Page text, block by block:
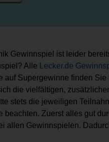
Gewinnspiel ist leider
Alle
Lecker.de
auf Supergewinne finden Sie
die vielfältigen,
stets die jeweiligen
beachten. Zuerst alles gut
allen Gewinnspielen.